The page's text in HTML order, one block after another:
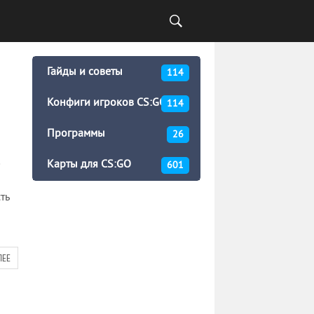
Гайды и советы 114
Конфиги игроков CS:GO 114
Программы 26
Карты для CS:GO 601